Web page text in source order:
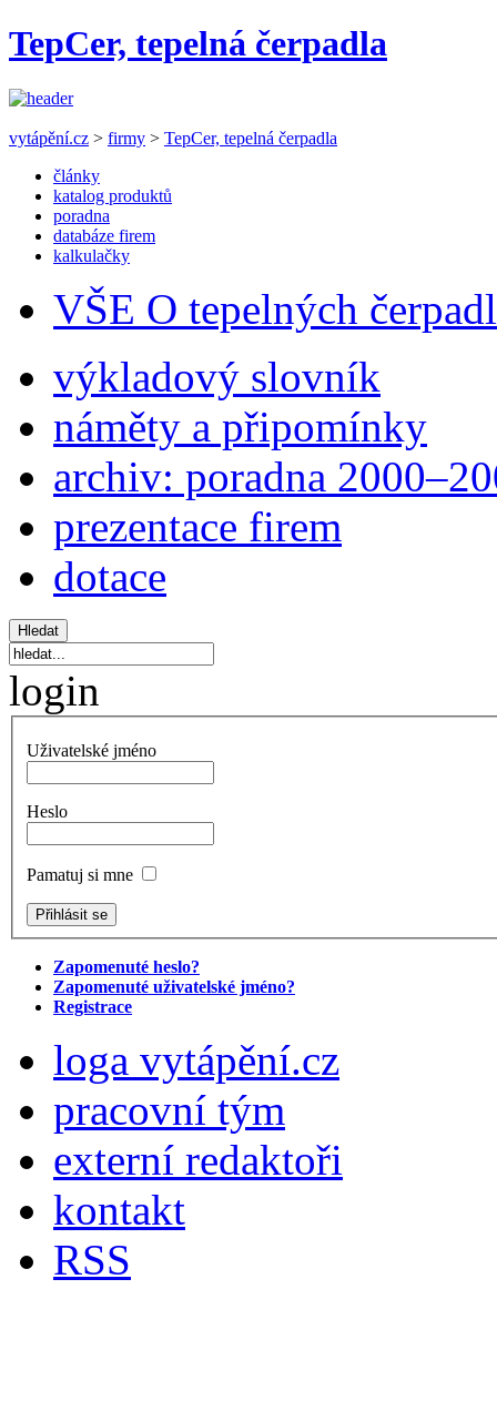
TepCer, tepelná čerpadla
vytápění.cz > firmy > TepCer, tepelná čerpadla
články
katalog produktů
poradna
databáze firem
kalkulačky
VŠE O tepelných
výkladový slovník
náměty a připomínky
archiv: poradna
prezentace firem
dotace
login
Uživatelské jméno
Heslo
Pamatuj si mne
Zapomenuté heslo?
Zapomenuté uživatelské jméno?
Registrace
loga vytápění.cz
pracovní tým
externí redaktoři
kontakt
RSS